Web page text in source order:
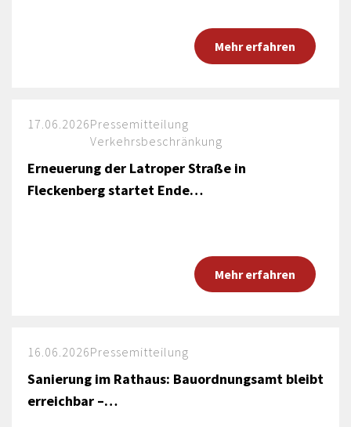
Mehr erfahren
17.06.2026Pressemitteilung
Verkehrsbeschränkung
Erneuerung der Latroper Straße in
Fleckenberg startet Ende…
Mehr erfahren
16.06.2026Pressemitteilung
Sanierung im Rathaus: Bauordnungsamt bleibt
erreichbar –…